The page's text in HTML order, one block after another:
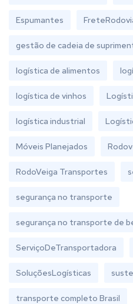
Espumantes
gestão de cadeia de
logística de alimentos
logística de vinhos
logística industrial
Móveis Planejados
RodoVeiga Transportes
segurança no transporte
segurança no transporte de
ServiçoDeTransportadora
SoluçõesLogísticas
transporte completo Brasil